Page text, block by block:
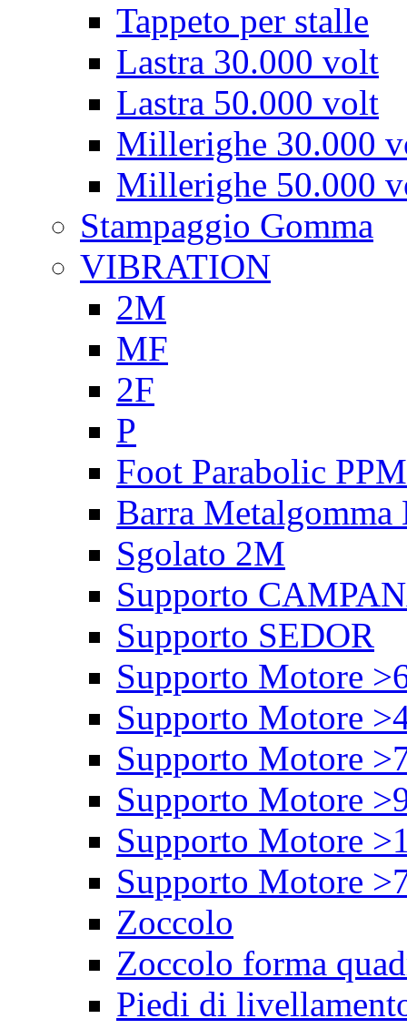
Tappeto per stalle
Lastra 30.000 volt
Lastra 50.000 volt
Millerighe 30.000
Millerighe 50.000
Stampaggio Gomma
VIBRATION
2M
MF
2F
P
Foot Parabolic PPM
Barra Metalgomma
Sgolato 2M
Supporto
Supporto SEDOR
Supporto Motore
Supporto Motore
Supporto Motore
Supporto Motore
Supporto Motore
Supporto Motore
Zoccolo
Zoccolo forma
Piedi di